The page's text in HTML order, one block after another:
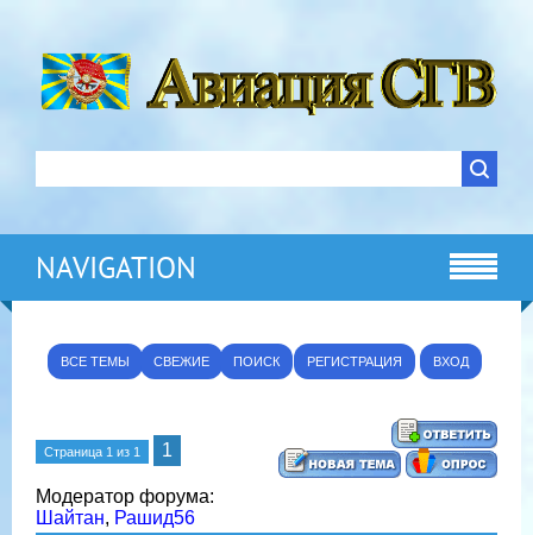
NAVIGATION
ВСЕ ТЕМЫ СВЕЖИЕ ПОИСК РЕГИСТРАЦИЯ ВХОД
Страница 1 из 1 1
Модератор форума:
Шайтан, Рашид56